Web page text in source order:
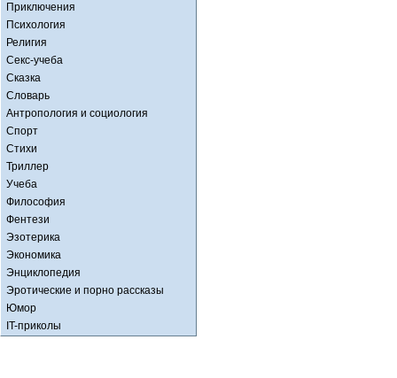
Приключения
Психология
Религия
Секс-учеба
Сказка
Словарь
Антропология и социология
Спорт
Стихи
Триллер
Учеба
Философия
Фентези
Эзотерика
Экономика
Энциклопедия
Эротические и порно рассказы
Юмор
IT-приколы